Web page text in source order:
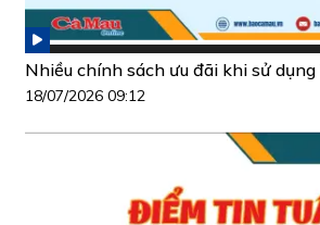
Nhiều chính sách ưu đãi khi sử dụng
18/07/2026 09:12